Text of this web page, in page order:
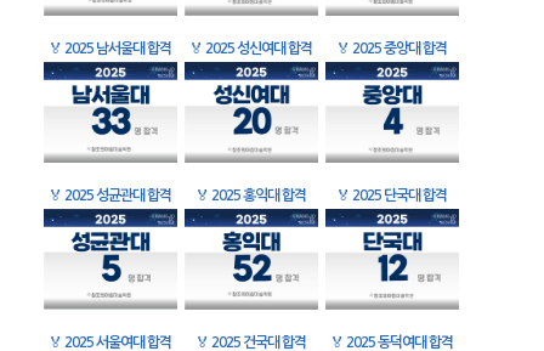
🏅 2025 남서울대 합격 🏅 2025 성신여대 합격 🏅 2025 중앙대 합격
🏅 2025 성균관대 합격 🏅 2025 홍익대 합격 🏅 2025 단국대 합격
🏅 2025 서울여대 합격 🏅 2025 건국대 합격 🏅 2025 동덕여대 합격